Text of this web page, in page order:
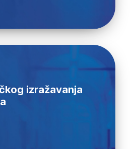
izražavanja